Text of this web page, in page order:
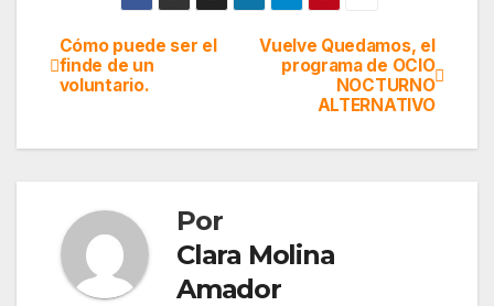
Navegación
de
entradas
Vuelve Quedamos, el
programa de OCIO
NOCTURNO
ALTERNATIVO
Cómo puede ser el
finde de un
voluntario.
Por
Clara Molina
Amador